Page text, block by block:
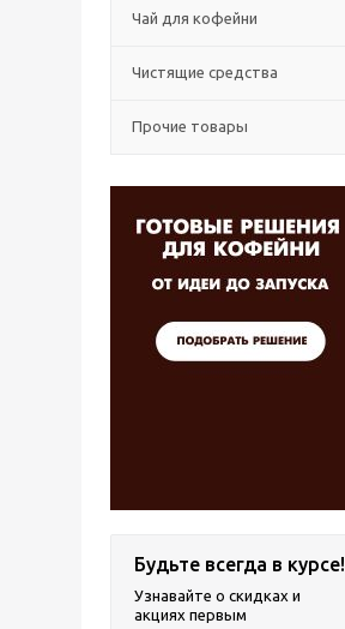
Чай для кофейни
Чистящие средства
Прочие товары
Будьте всегда в курсе!
Узнавайте о скидках и
акциях первым